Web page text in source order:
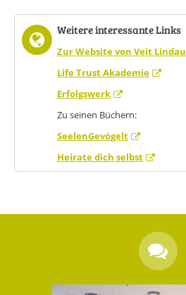
Weitere interessante Links
Zur Website von Veit Lindau
Life Trust Akademie
Erfolgswerk
Zu seinen Büchern:
SeelenGevögelt
Heirate dich selbst